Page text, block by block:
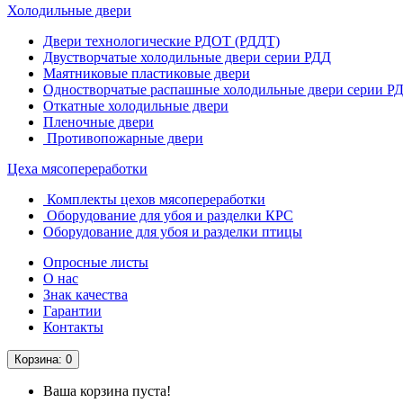
Холодильные двери
Двери технологические РДОТ (РДДТ)
Двустворчатые холодильные двери серии РДД
Маятниковые пластиковые двери
Одностворчатые распашные холодильные двери серии
Откатные холодильные двери
Пленочные двери
Противопожарные двери
Цеха мясопереработки
Комплекты цехов мясопереработки
Оборудование для убоя и разделки КРС
Оборудование для убоя и разделки птицы
Опросные листы
О нас
Знак качества
Гарантии
Контакты
Корзина: 0
Ваша корзина пуста!